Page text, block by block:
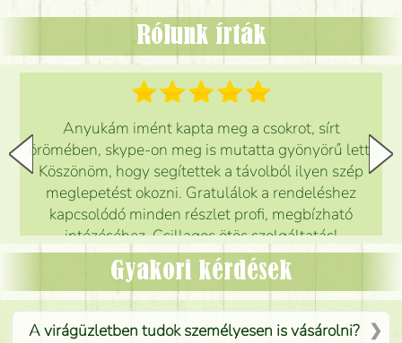
Rólunk írták
Anyukám imént kapta meg a csokrot, sírt
örömében, skype-on meg is mutatta gyönyörű lett.
Köszönöm, hogy segítettek a távolból ilyen szép
meglepetést okozni. Gratulálok a rendeléshez
kapcsolódó minden részlet profi, megbízható
intézéséhez. Csillagos ötös szolgáltatás!
Mónika
Gyakori kérdések
A virágüzletben tudok személyesen is vásárolni?